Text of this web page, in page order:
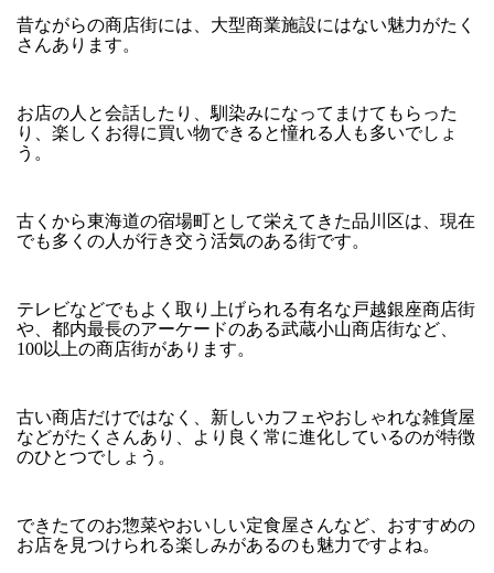
昔ながらの商店街には、大型商業施設にはない魅力がたく
さんあります。
お店の人と会話したり、馴染みになってまけてもらった
り、楽しくお得に買い物できると憧れる人も多いでしょ
う。
古くから東海道の宿場町として栄えてきた品川区は、現在
でも多くの人が行き交う活気のある街です。
テレビなどでもよく取り上げられる有名な戸越銀座商店街
や、都内最長のアーケードのある武蔵小山商店街など、
100以上の商店街があります。
古い商店だけではなく、新しいカフェやおしゃれな雑貨屋
などがたくさんあり、より良く常に進化しているのが特徴
のひとつでしょう。
できたてのお惣菜やおいしい定食屋さんなど、おすすめの
お店を見つけられる楽しみがあるのも魅力ですよね。